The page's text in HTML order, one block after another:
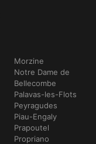
Morzine
Notre Dame de
Bellecombe
Palavas-les-Flots
Peyragudes
Piau-Engaly
Prapoutel
Propriano